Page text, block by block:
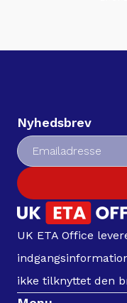
Nyhedsbrev
UK ETA Office
ikke tilknyttet den